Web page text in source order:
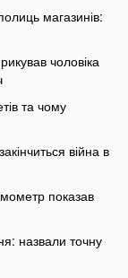
магазинів:
чоловіка
та чому
війна в
показав
назвали точну